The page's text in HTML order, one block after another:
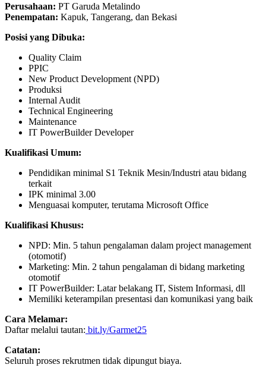
Perusahaan: PT Garuda Metalindo
Penempatan: Kapuk, Tangerang, dan Bekasi
Posisi yang Dibuka:
Quality Claim
PPIC
New Product Development (NPD)
Produksi
Internal Audit
Technical Engineering
Maintenance
IT PowerBuilder Developer
Kualifikasi Umum:
Pendidikan minimal S1 Teknik Mesin/Industri atau bidang
terkait
IPK minimal 3.00
Menguasai komputer, terutama Microsoft Office
Kualifikasi Khusus:
NPD: Min. 5 tahun pengalaman dalam project management
(otomotif)
Marketing: Min. 2 tahun pengalaman di bidang marketing
otomotif
IT PowerBuilder: Latar belakang IT, Sistem Informasi, dll
Memiliki keterampilan presentasi dan komunikasi yang baik
Cara Melamar:
Daftar melalui tautan: bit.ly/Garmet25
Catatan:
Seluruh proses rekrutmen tidak dipungut biaya.